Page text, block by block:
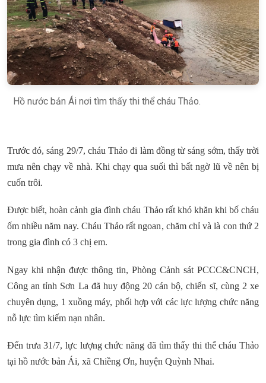
Hồ nước bản Ái nơi tìm thấy thi thể cháu Thảo.
Trước đó, sáng 29/7, cháu Thảo đi làm đồng từ sáng sớm, thấy trời
mưa nên chạy về nhà. Khi chạy qua suối thì bất ngờ lũ về nên bị
cuốn trôi.
Được biết, hoàn cảnh gia đình cháu Thảo rất khó khăn khi bố cháu
ốm nhiều năm nay. Cháu Thảo rất ngoan, chăm chỉ và là con thứ 2
trong gia đình có 3 chị em.
Ngay khi nhận được thông tin, Phòng Cảnh sát PCCC&CNCH,
Công an tỉnh Sơn La đã huy động 20 cán bộ, chiến sĩ, cùng 2 xe
chuyên dụng, 1 xuồng máy, phối hợp với các lực lượng chức năng
nỗ lực tìm kiếm nạn nhân.
Đến trưa 31/7, lực lượng chức năng đã tìm thấy thi thể cháu Thảo
tại hồ nước bản Ái, xã Chiềng Ơn, huyện Quỳnh Nhai.